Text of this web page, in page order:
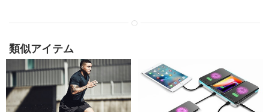
類似アイテム